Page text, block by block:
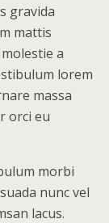
gravida
mattis
a
lorem
massa
orci eu
morbi
nunc vel
lacus.